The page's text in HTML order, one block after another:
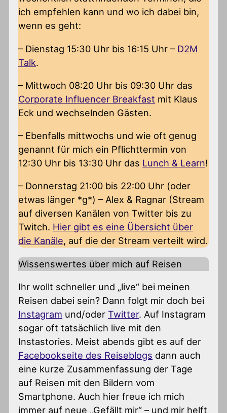
ich empfehlen kann und wo ich dabei bin,
wenn es geht:
– Dienstag 15:30 Uhr bis 16:15 Uhr – D2M
Talk.
– Mittwoch 08:20 Uhr bis 09:30 Uhr das
Corporate Influencer Breakfast mit Klaus
Eck und wechselnden Gästen.
– Ebenfalls mittwochs und wie oft genug
genannt für mich ein Pflichttermin von
12:30 Uhr bis 13:30 Uhr das Lunch & Learn!
– Donnerstag 21:00 bis 22:00 Uhr (oder
etwas länger *g*) – Alex & Ragnar (Stream
auf diversen Kanälen von Twitter bis zu
Twitch. Hier gibt es eine Übersicht über
die Kanäle, auf die der Stream verteilt wird.
Wissenswertes über mich auf Reisen
Ihr wollt schneller und „live“ bei meinen
Reisen dabei sein? Dann folgt mir doch bei
Instagram und/oderTwitter. Auf Instagram
sogar oft tatsächlich live mit den
Instastories. Meist abends gibt es auf der
Facebookseite des Reiseblogs dann auch
eine kurze Zusammenfassung der Tage
auf Reisen mit den Bildern vom
Smartphone. Auch hier freue ich mich
immer auf neue „Gefällt mir“ – und mir helft